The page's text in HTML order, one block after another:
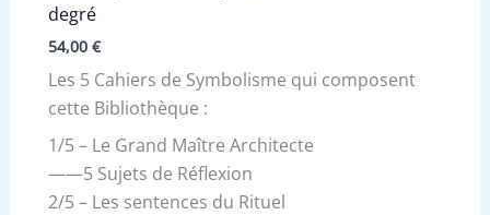
degré
54,00 €
Les 5 Cahiers de Symbolisme qui composent
cette Bibliothèque :
1/5 – Le Grand Maître Architecte
——5 Sujets de Réflexion
2/5 – Les sentences du Rituel